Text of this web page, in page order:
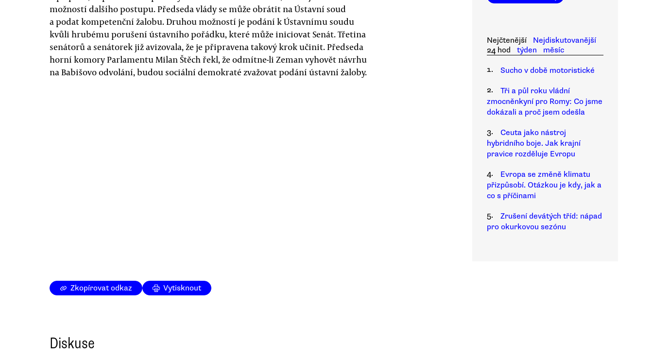
možností dalšího postupu. Předseda vlády se může obrátit na Ústavní soud
a podat kompetenční žalobu. Druhou možností je podání k Ústavnímu soudu
kvůli hrubému porušení ústavního pořádku, které může iniciovat Senát. Třetina
senátorů a senátorek již avizovala, že je připravena takový krok učinit. Předseda
horní komory Parlamentu Milan Štěch řekl, že odmítne-li Zeman vyhovět návrhu
na Babišovo odvolání, budou sociální demokraté zvažovat podání ústavní žaloby.
Nejčtenější
Nejdiskutovanější
24 hod
týden
měsíc
1.
Sucho v době motoristické
2.
Tři a půl roku vládní
zmocněnkyní pro Romy: Co jsme
dokázali a proč jsem odešla
3.
Ceuta jako nástroj
hybridního boje. Jak krajní
pravice rozděluje Evropu
4.
Evropa se změně klimatu
přizpůsobí. Otázkou je kdy, jak a
co s příčinami
5.
Zrušení devátých tříd: nápad
pro okurkovou sezónu
Zkopírovat odkaz Vytisknout
Diskuse